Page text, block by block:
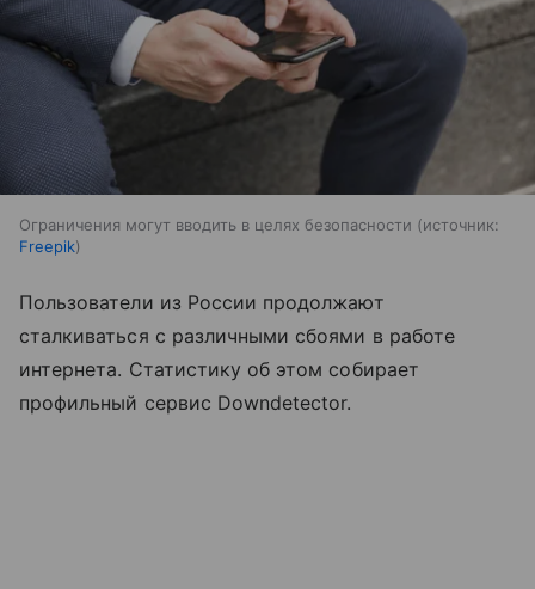
Ограничения могут вводить в целях безопасности
источник:
Freepik
Пользователи из России продолжают
сталкиваться с различными сбоями в работе
интернета. Статистику об этом собирает
профильный сервис Downdetector.